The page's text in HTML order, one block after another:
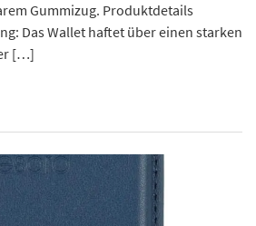
Gummizug. Produktdetails
Das Wallet haftet über einen starken
[…]